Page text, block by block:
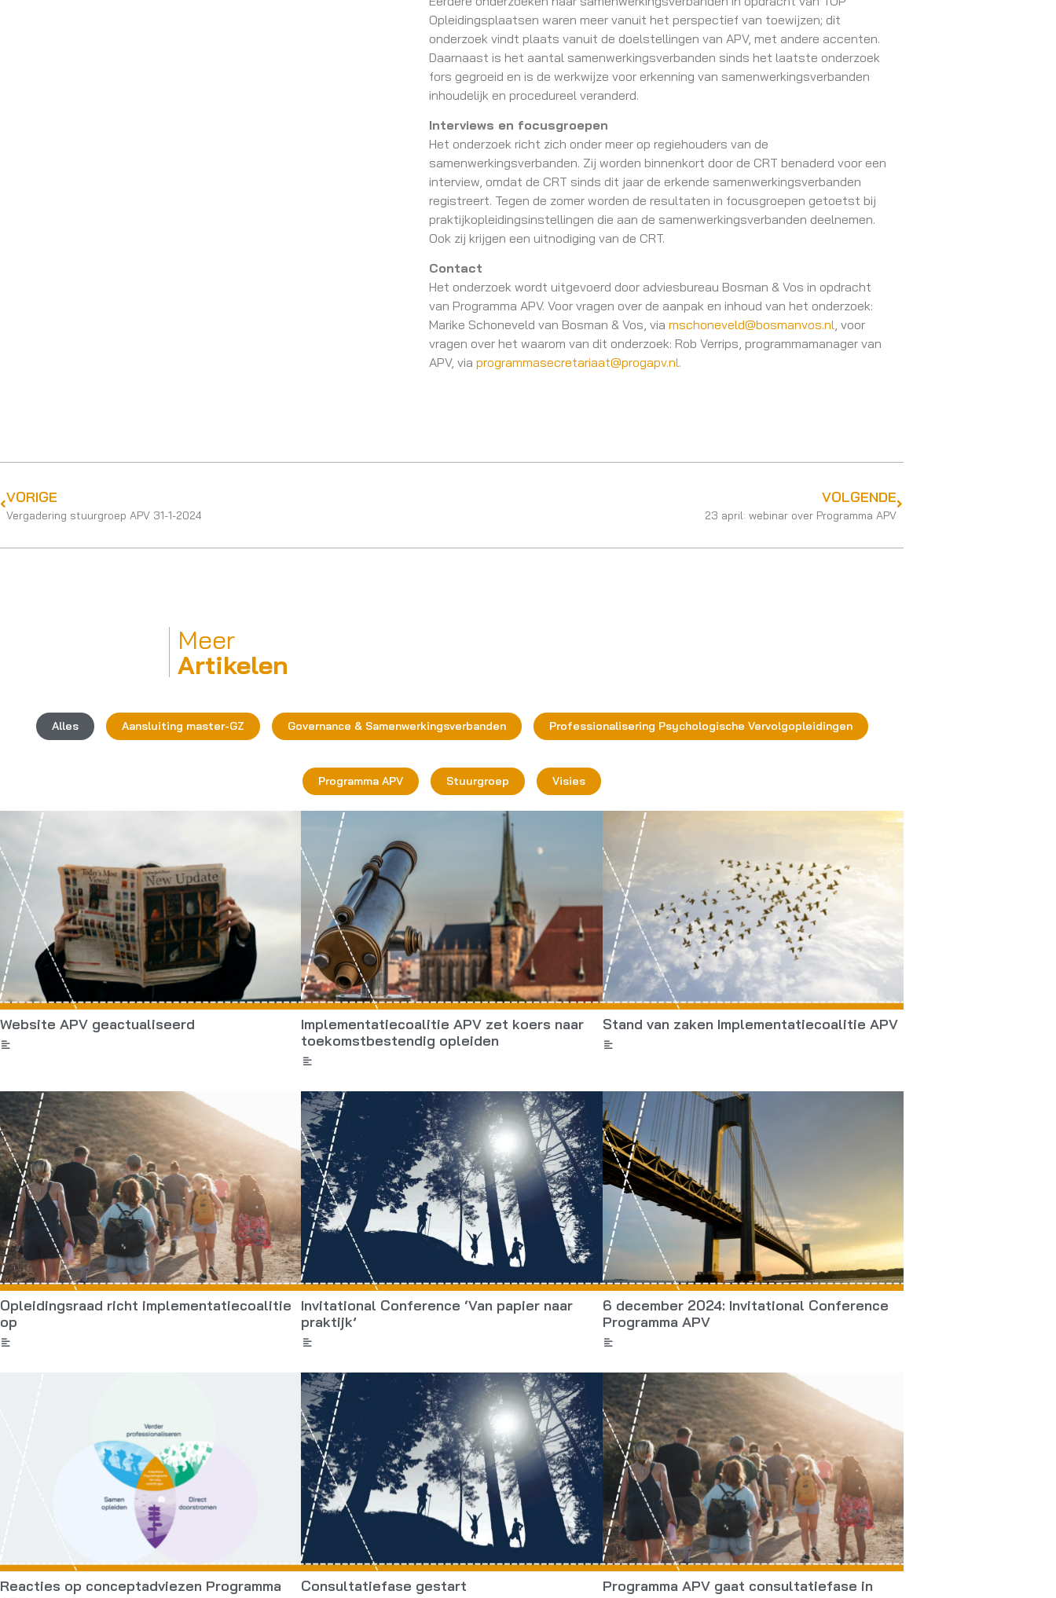
Opleidingsplaatsen waren meer vanuit het perspectief van toewijzen; dit
onderzoek vindt plaats vanuit de doelstellingen van APV, met andere accenten.
Daarnaast is het aantal samenwerkingsverbanden sinds het laatste onderzoek
fors gegroeid en is de werkwijze voor erkenning van samenwerkingsverbanden
inhoudelijk en procedureel veranderd.
Interviews en focusgroepen
Het onderzoek richt zich onder meer op regiehouders van de
samenwerkingsverbanden. Zij worden binnenkort door de CRT benaderd voor een
interview, omdat de CRT sinds dit jaar de erkende samenwerkingsverbanden
registreert. Tegen de zomer worden de resultaten in focusgroepen getoetst bij
praktijkopleidingsinstellingen die aan de samenwerkingsverbanden deelnemen.
Ook zij krijgen een uitnodiging van de CRT.
Contact
Het onderzoek wordt uitgevoerd door adviesbureau Bosman & Vos in opdracht
van Programma APV. Voor vragen over de aanpak en inhoud van het onderzoek:
Marike Schoneveld van Bosman & Vos, viamschoneveld@bosmanvos.nl, voor
vragen over het waarom van dit onderzoek: Rob Verrips, programmamanager van
APV, viaprogrammasecretariaat@progapv.nl.
VORIGE
Vergadering stuurgroep APV 31-1-2024
VOLGENDE
23 april: webinar over Programma APV
Meer
Artikelen
Alles Aansluiting master-GZ Governance & Samenwerkingsverbanden Professionalisering Psychologische Vervolgopleidingen
Programma APV Stuurgroep Visies
Website APV geactualiseerd
Implementatiecoalitie APV zet koers naar
toekomstbestendig opleiden
Stand van zaken Implementatiecoalitie APV
Opleidingsraad richt implementatiecoalitie
op
Invitational Conference ‘Van papier naar
praktijk’
6 december 2024: Invitational Conference
Programma APV
Reacties op conceptadviezen Programma
Consultatiefase gestart Programma APV gaat consultatiefase in